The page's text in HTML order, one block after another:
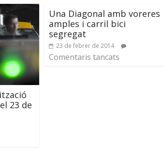
23 de
Una Diagonal amb voreres
amples i carril bici
segregat
23 de febrer de 2014
Comentaris tancats